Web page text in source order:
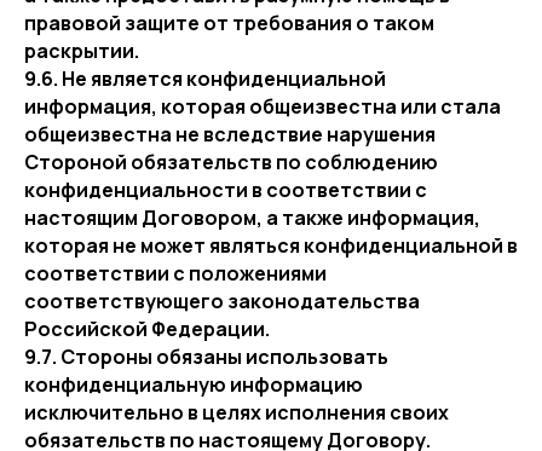
правовой защите от требования о таком
раскрытии.
9.6. Не является конфиденциальной
информация, которая общеизвестна или стала
общеизвестна не вследствие нарушения
Стороной обязательств по соблюдению
конфиденциальности в соответствии с
настоящим Договором, а также информация,
которая не может являться конфиденциальной в
соответствии с положениями
соответствующего законодательства
Российской Федерации.
9.7. Стороны обязаны использовать
конфиденциальную информацию
исключительно в целях исполнения своих
обязательств по настоящему Договору.